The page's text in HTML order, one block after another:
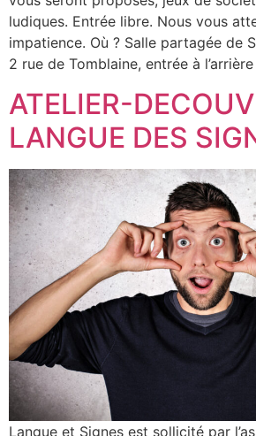
ludiques. Entrée libre. Nous vous
impatience. Où ? Salle partagée de
2 rue de Tomblaine, entrée à
ATELIER-
LANGUE DES
Langue et Signes est sollicité par